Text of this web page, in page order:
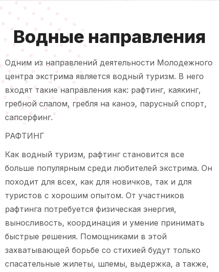
Водные направления
Одним из направлений деятельности Молодежного
центра экстрима является водный туризм. В него
входят такие направления как: рафтинг, каякинг,
гребной слалом, гребля на каноэ, парусный спорт,
сапсерфинг.
РАФТИНГ
Как водный туризм, рафтинг становится все
больше популярным среди любителей экстрима. Он
походит для всех, как для новичков, так и для
туристов с хорошим опытом. От участников
рафтинга потребуется физическая энергия,
выносливость, координация и умение принимать
быстрые решения. Помощниками в этой
захватывающей борьбе со стихией будут только
спасательные жилеты, шлемы, выдержка, а также,